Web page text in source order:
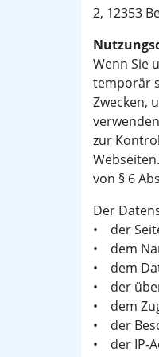
2, 12353
Wenn Sie
temporär
Zwecken,
zur
von § 6
Der
• der
• dem
• dem
• der
• dem
• der
• der IP-